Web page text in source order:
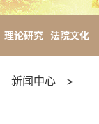
理论研究 法院文化
新闻中心 >